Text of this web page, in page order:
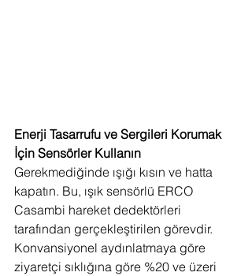
Enerji Tasarrufu ve Sergileri Korumak
İçin Sensörler Kullanın
Gerekmediğinde ışığı kısın ve hatta
kapatın. Bu, ışık sensörlü ERCO
Casambi hareket dedektörleri
tarafından gerçekleştirilen görevdir.
Konvansiyonel aydınlatmaya göre
ziyaretçi sıklığına göre %20 ve üzeri